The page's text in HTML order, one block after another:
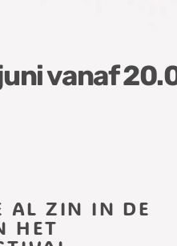
AL ZIN IN DE
HET